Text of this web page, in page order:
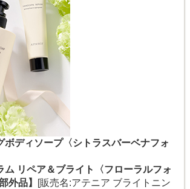
ボディソープ〈シトラスバーベナフォ
ム リペア＆ブライト〈フローラルフォ
外品】
[販売名:アテニア ブライトニン